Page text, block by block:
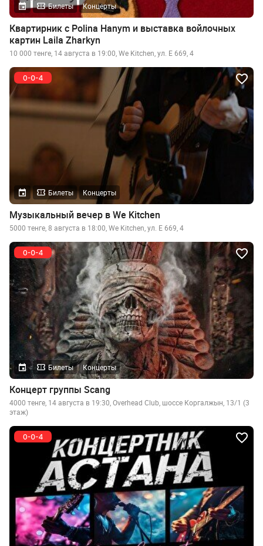
Билеты Концерты
Квартирник с Polina Hanym и выставка войлочных
картин Laila Zharkyn
10 000 тенге, 14 августа в 19:00, We Kitchen, ул. Е 669, 4
Билеты Концерты
Музыкальный вечер в We Kitchen
5000 тенге, 8 августа в 18:00, We Kitchen, ул. Е 669, 4
Билеты Концерты
Концерт группы Scang
4000 тенге, 14 августа в 19:30, Overhead Club, шоссе Коргалжын, 13/1 (3
этаж)